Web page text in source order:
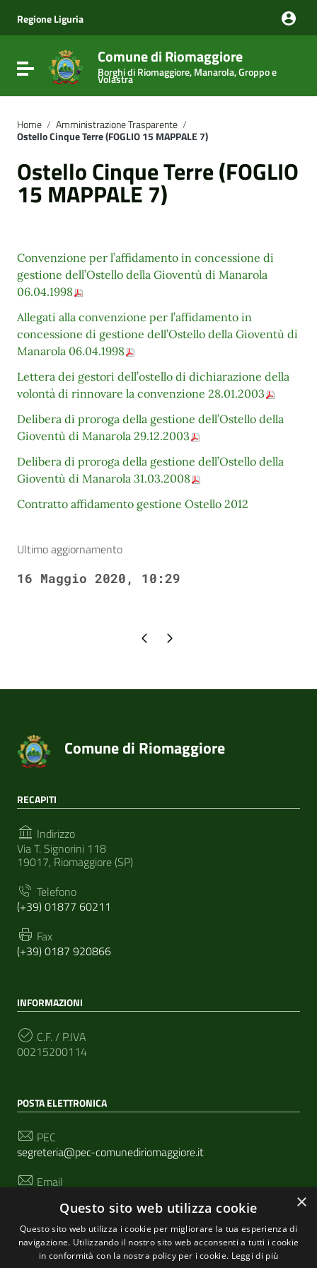
Vai al menu di navigazione
Vai al footer
Regione Liguria
Attiva / disattiva la navigazione
Comune di Riomaggiore
Borghi di Riomaggiore, Manarola, Groppo e
Volastra
Home / Amministrazione Trasparente /
Ostello Cinque Terre (FOGLIO 15 MAPPALE 7)
Ostello Cinque Terre (FOGLIO
15 MAPPALE 7)
Convenzione per l’affidamento in concessione di
gestione dell’Ostello della Gioventù di Manarola
06.04.1998
Allegati alla convenzione per l’affidamento in
concessione di gestione dell’Ostello della Gioventù di
Manarola 06.04.1998
Lettera dei gestori dell’ostello di dichiarazione della
volontà di rinnovare la convenzione 28.01.2003
Delibera di proroga della gestione dell’Ostello della
Gioventù di Manarola 29.12.2003
Delibera di proroga della gestione dell’Ostello della
Gioventù di Manarola 31.03.2008
Contratto affidamento gestione Ostello 2012
Ultimo aggiornamento
16 Maggio 2020, 10:29
Pagina precedente
Pagina successiva
Comune di Riomaggiore
RECAPITI
Indirizzo
Via T. Signorini 118
19017, Riomaggiore (SP)
Telefono
(+39) 01877 60211
Fax
(+39) 0187 920866
INFORMAZIONI
C.F. / P.IVA
00215200114
POSTA ELETTRONICA
PEC
segreteria@pec-comunediriomaggiore.it
Email
SEGUICI SU
×
Questo sito web utilizza cookie
Questo sito web utilizza i cookie per migliorare la tua esperienza di
navigazione. Utilizzando il nostro sito web acconsenti a tutti i cookie
in conformità con la nostra policy per i cookie. Leggi di più